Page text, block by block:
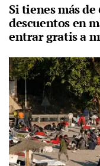
Si tienes más
descuentos en
entrar gratis a